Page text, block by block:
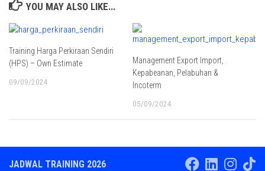
YOU MAY ALSO LIKE...
Training Harga Perkiraan Sendiri
(HPS) – Own Estimate
09/09/2024
Management Export Import,
Kepabeanan, Pelabuhan &
Incoterm
05/09/2024
JADWAL TRAINING 2026